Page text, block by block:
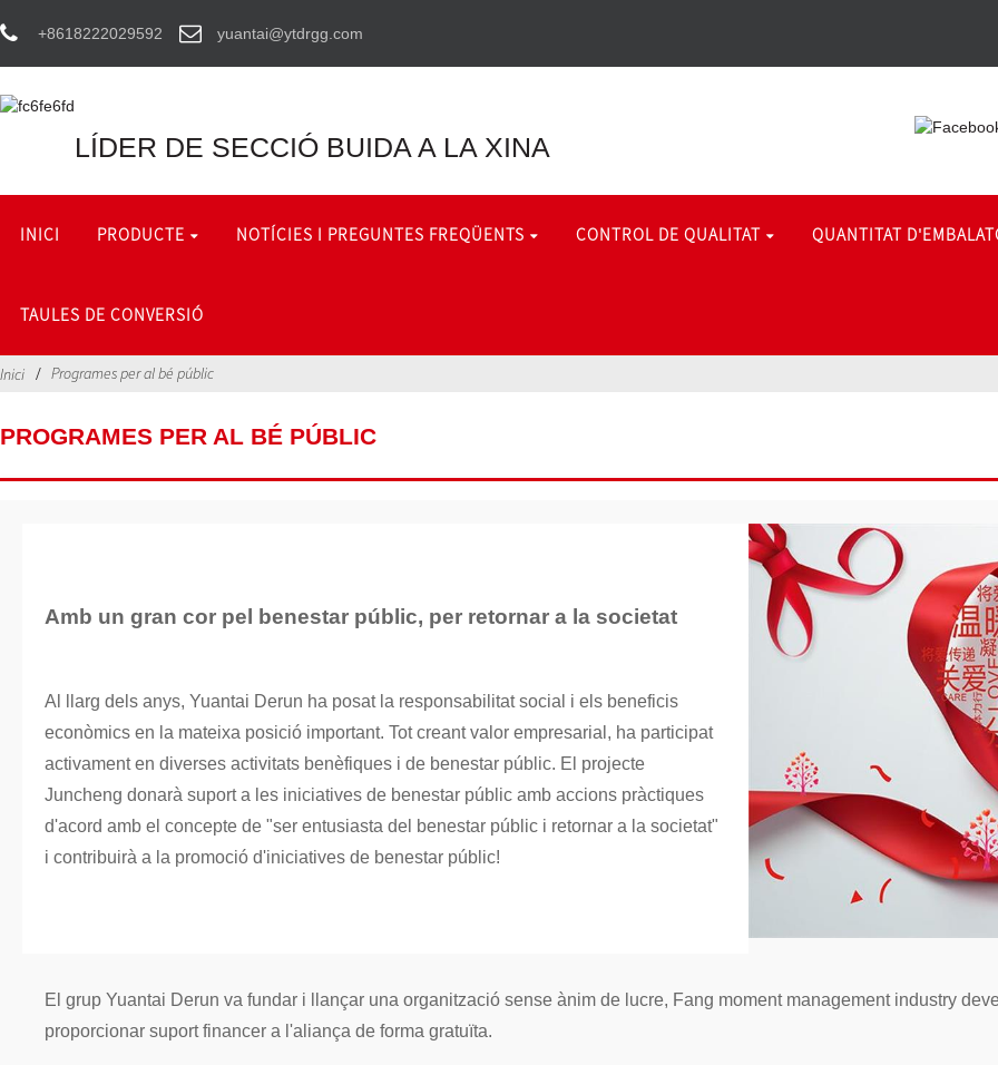
+8618222029592 yuantai@ytdrgg.com
LÍDER DE SECCIÓ BUIDA A LA XINA
INICI PRODUCTE NOTÍCIES I PREGUNTES FREQÜENTS CONTROL DE QUALITAT QUANTITAT
TAULES DE CONVERSIÓ
Inici Programes per al bé públic
PROGRAMES PER AL BÉ PÚBLIC
Amb un gran cor pel benestar públic, per retornar a la societat
Al llarg dels anys, Yuantai Derun ha posat la responsabilitat social i els beneficis
econòmics en la mateixa posició important. Tot creant valor empresarial, ha participat
activament en diverses activitats benèfiques i de benestar públic. El projecte
Juncheng donarà suport a les iniciatives de benestar públic amb accions pràctiques
d'acord amb el concepte de "ser entusiasta del benestar públic i retornar a la societat"
i contribuirà a la promoció d'iniciatives de benestar públic!
El grup Yuantai Derun va fundar i llançar una organització sense ànim de lucre, Fang moment management industry
proporcionar suport financer a l'aliança de forma gratuïta.